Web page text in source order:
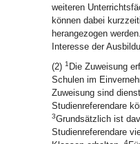
weiteren
können dabei
herangezogen werden.
Interesse der
(2) 1 Die Zuweisung
Schulen im
Zuweisung sind
Studienreferendare
3Grundsätzlich ist
Studienreferendare
4